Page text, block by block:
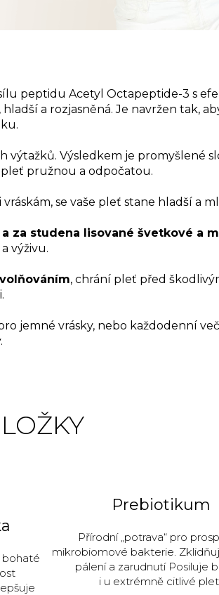
sílu peptidu Acetyl Octapeptide-3 s
a rozjasněná. Je navržen tak,
Výsledkem je promyšlené
pružnou a odpočatou.
se vaše pleť stane hladší a
za studena lisované švetkové a
výživu.
, chrání pleť před
jemné vrásky, nebo každodenní
bohaté
Prebiotikum
Přírodní „potrava“ pro
mikrobiomové bakterie.
pálení a zarudnutí Posiluje
i u extrémně citlivé